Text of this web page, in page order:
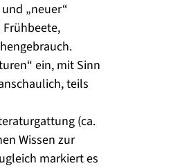
„neuer“
ein, mit Sinn
teils
(ca.
Wissen zur
markiert es